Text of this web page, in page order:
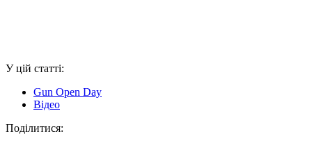
У цій статті:
Gun Open Day
Відео
Поділитися: